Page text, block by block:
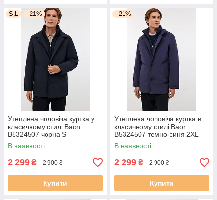
S,L –21%
Утеплена чоловіча куртка у
класичному стилі Baon
B5324507 чорна S
В наявності
2 299 ₴ 2 900 ₴
Купити
–21%
Утеплена чоловіча куртка в
класичному стилі Baon
B5324507 темно-синя 2XL
В наявності
2 299 ₴ 2 900 ₴
Купити